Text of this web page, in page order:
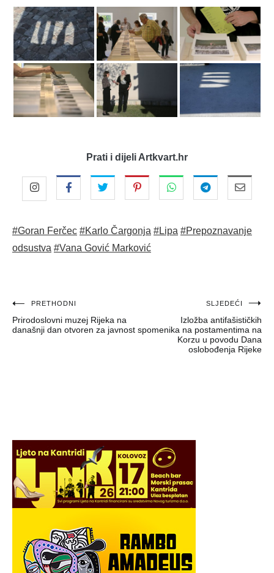
Prati i dijeli Artkvart.hr
#Goran Ferčec #Karlo Čargonja #Lipa #Prepoznavanje
odsustva #Vana Gović Marković
Navigacija
objava
PRETHODNI
Prirodoslovni muzej Rijeka na
današnji dan otvoren za javnost
SLJEDEĆI
Izložba antifašističkih
spomenika na postamentima na
Korzu u povodu Dana
oslobođenja Rijeke